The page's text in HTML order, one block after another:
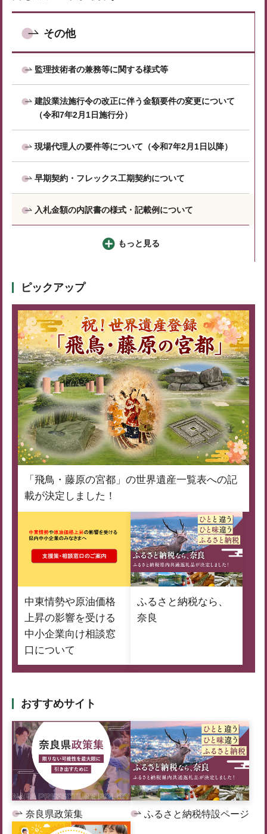
その他
監理技術者の兼務等に関する様式等
建設業法施行令の改正に伴う金額要件の変更について
（令和7年2月1日施行分）
現場代理人の要件等について（令和7年2月1日以降）
早期契約・フレックス工期契約について
入札金額の内訳書の様式・記載例について
もっと見る
ピックアップ
「飛鳥・藤原の宮都」の世界遺産一覧表への記
載が決定しました！
中東情勢や原油価格
上昇の影響を受ける
中小企業向け相談窓
口について
ふるさと納税なら、
奈良
おすすめサイト
奈良県政策集 ふるさと納税特設ページ